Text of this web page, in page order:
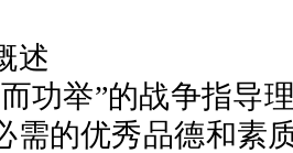
述
功举”的战争指导
需的优秀品德和素